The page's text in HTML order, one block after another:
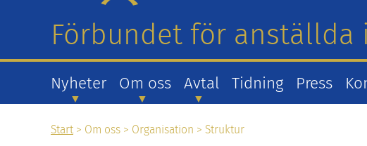
Förbundet för anställda
Nyheter Om oss Avtal Tidning Press
Start > Om oss > Organisation > Struktur